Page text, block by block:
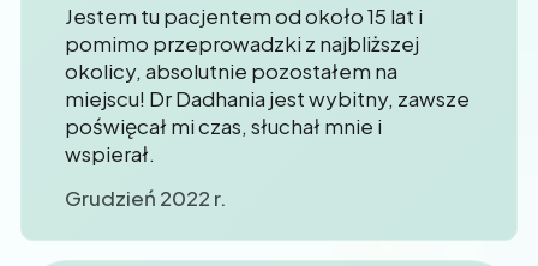
Jestem tu pacjentem od około 15 lat i
pomimo przeprowadzki z najbliższej
okolicy, absolutnie pozostałem na
miejscu! Dr Dadhania jest wybitny, zawsze
poświęcał mi czas, słuchał mnie i
wspierał.
Grudzień 2022 r.